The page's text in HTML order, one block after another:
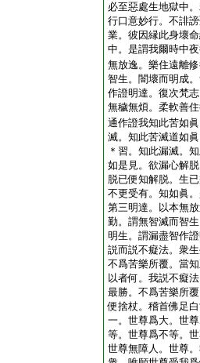
必至惡處生地獄中
行口意妙行。不誹
業。彼因縁此身壞
中。是謂我爾時中
無放逸。樂住遠離
智生。闇壞而明成
作證明達。復次梵
無穢無煩。柔軟善
通作證我知此苦如
滅。知此苦滅道如
＊習。知此漏滅。
如是見。欲漏心解
脱已便知解脱。生
不更受有。知如眞
第三明達。以本無
勤。謂無智滅而智
明生。謂漏盡智作
説而説不癡法。衆
不爲苦樂所覆。當
以者何。我説不癡
最勝。不爲苦樂所
便捨杖。稽首佛足
一。世尊爲大。世
等。世尊爲不等。
世尊無障人。世尊